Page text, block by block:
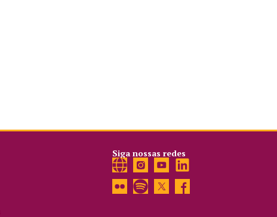
Siga nossas redes